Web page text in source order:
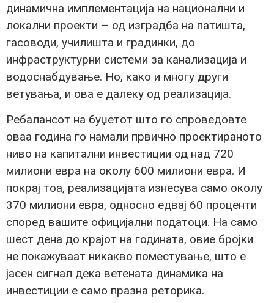
динамична имплементација на национални и
локални проекти – од изградба на патишта,
гасоводи, училишта и градинки, до
инфраструктурни системи за канализација и
водоснабдување. Но, како и многу други
ветувања, и ова е далеку од реализација.
Ребалансот на буџетот што го спроведовте
оваа година го намали првично проектираното
ниво на капитални инвестиции од над 720
милиони евра на околу 600 милиони евра. И
покрај тоа, реализацијата изнесува само околу
370 милиони евра, односно едвај 60 проценти
според вашите официјални податоци. На само
шест дена до крајот на годината, овие бројки
не покажуваат никакво поместување, што е
јасен сигнал дека ветената динамика на
инвестиции е само празна реторика.